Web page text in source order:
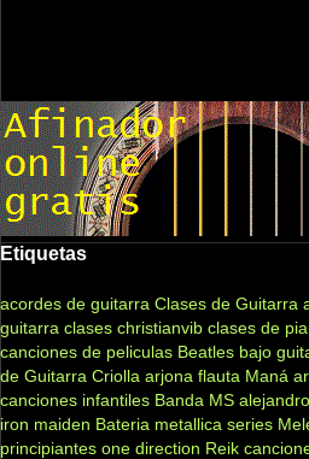
Etiquetas
acordes de guitarra Clases de Guitarra
guitarra clases christianvib clases de
canciones de peliculas Beatles bajo
de Guitarra Criolla arjona flauta Maná
canciones infantiles Banda MS
iron maiden Bateria metallica series
principiantes one direction Reik